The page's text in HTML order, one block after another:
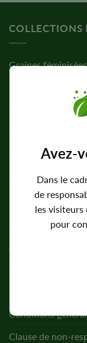
Avez-
Dans le
de
les visiteurs
pour
COLLECTIONS
Graines féminisées
Graines à
Graines standard
Graines à forte
Graines faciles à
ENTREPRISE
À propos
Conditions
Clause de non-